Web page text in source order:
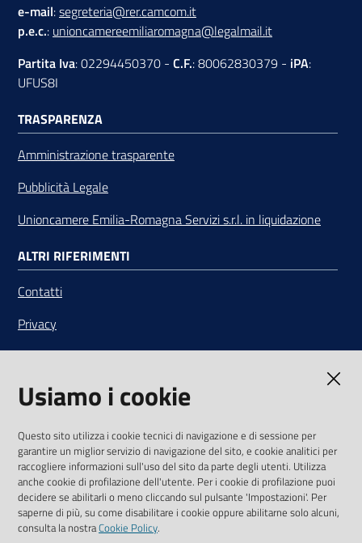
e-mail:segreteria@rer.camcom.it
p.e.c.: unioncamereemiliaromagna@legalmail.it
Partita Iva: 02294450370 - C.F.: 80062830379 - iPA:
UFUS8I
TRASPARENZA
Amministrazione trasparente
Pubblicità Legale
Unioncamere Emilia-Romagna Servizi s.r.l. in liquidazione
ALTRI RIFERIMENTI
Contatti
Privacy
Note legali
Media Policy
SEGUICI SU
YoutubeTwitterLinkedinFacebookInstagram
Usiamo i cookie
Questo sito utilizza i cookie tecnici di navigazione e di sessione per
garantire un miglior servizio di navigazione del sito, e cookie analitici per
raccogliere informazioni sull'uso del sito da parte degli utenti. Utilizza
anche cookie di profilazione dell'utente. Per i cookie di profilazione puoi
decidere se abilitarli o meno cliccando sul pulsante 'Impostazioni'. Per
saperne di più, su come disabilitare i cookie oppure abilitarne solo alcuni,
consulta la nostraCookie Policy.